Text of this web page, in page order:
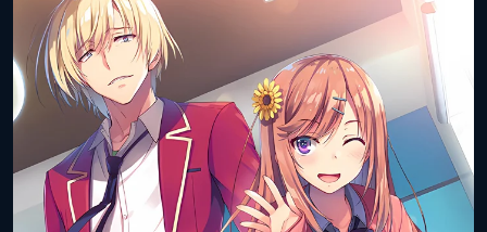
Дата выхода
(цифра):
31 мая 2019 года
Объём тома: 12
ISBN книги: 978-4-04-065739-4